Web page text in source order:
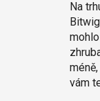
Na
vám